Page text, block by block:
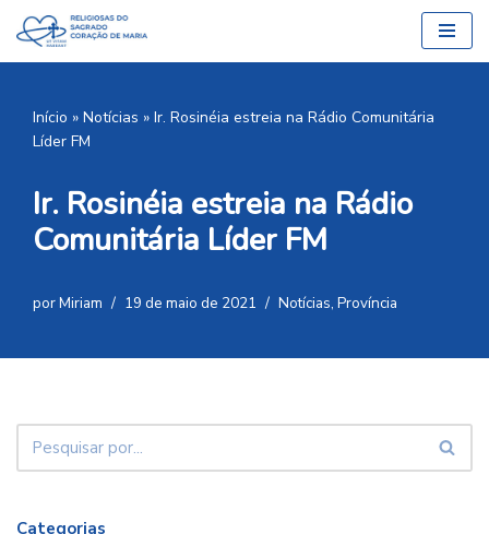
Pular
conteúdo
Início » Notícias » Ir. Rosinéia estreia na Rádio Comunitária
Líder FM
Ir. Rosinéia estreia na Rádio
Comunitária Líder FM
porMiriam 19 de maio de 2021 Notícias, Província
Categorias